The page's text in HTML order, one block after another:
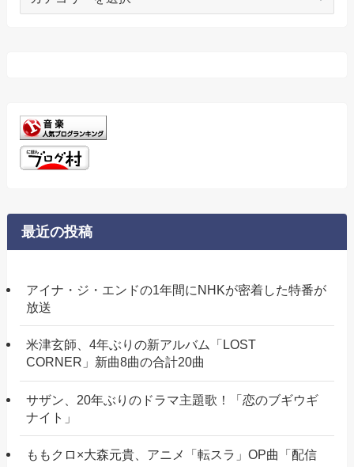
最近の投稿
アイナ・ジ・エンドの1年間にNHKが密着した特番が
放送
米津玄師、4年ぶりの新アルバム「LOST
CORNER」新曲8曲の合計20曲
サザン、20年ぶりのドラマ主題歌！「恋のブギウギ
ナイト」
ももクロ×大森元貴、アニメ「転スラ」OP曲「配信